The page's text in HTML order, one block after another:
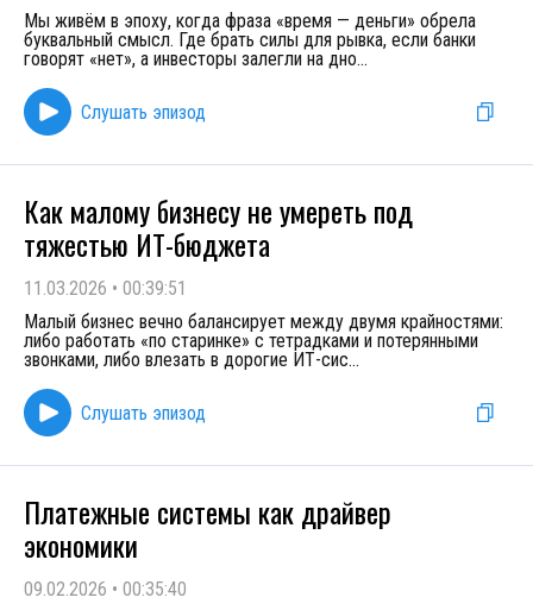
Мы живём в эпоху, когда фраза «время — деньги» обрела
буквальный смысл. Где брать силы для рывка, если банки
говорят «нет», а инвесторы залегли на дно...
Слушать эпизод
Как малому бизнесу не умереть под
тяжестью ИТ-бюджета
11.03.2026 • 00:39:51
Малый бизнес вечно балансирует между двумя крайностями:
либо работать «по старинке» с тетрадками и потерянными
звонками, либо влезать в дорогие ИТ-сис...
Слушать эпизод
Платежные системы как драйвер
экономики
09.02.2026 • 00:35:40